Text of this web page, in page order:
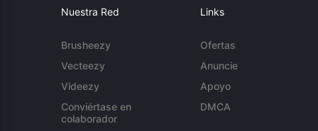
Nuestra Red
Brusheezy
Vecteezy
Videezy
Conviértase en
colaborador
Links
Ofertas
Anuncie
Apoyo
DMCA